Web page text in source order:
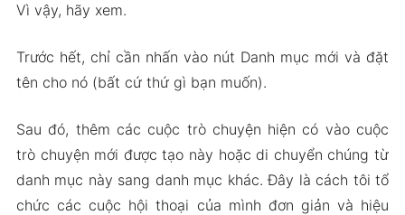
Vì vậy, hãy xem.
Trước hết, chỉ cần nhấn vào nút Danh mục mới và đặt
tên cho nó (bất cứ thứ gì bạn muốn).
Sau đó, thêm các cuộc trò chuyện hiện có vào cuộc
trò chuyện mới được tạo này hoặc di chuyển chúng từ
danh mục này sang danh mục khác. Đây là cách tôi tổ
chức các cuộc hội thoại của mình đơn giản và hiệu